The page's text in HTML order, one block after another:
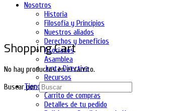
Nosotros
Historia
Filosofía y Principios
Nuestros aliados
Derechos y beneficios
Asociados
Asamblea
Junta Directiva
Recursos
Tienda
Carrito de compras
Detalles de tu pedido
Shopping Cart
No hay productos en el carrito.
Buscar por: